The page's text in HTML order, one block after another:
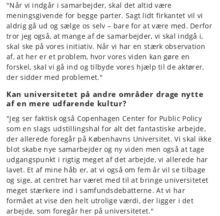
"Når vi indgår i samarbejder, skal det altid være
meningsgivende for begge parter. Sagt lidt firkantet vil vi
aldrig gå ud og sælge os selv – bare for at være med. Derfor
tror jeg også, at mange af de samarbejder, vi skal indgå i,
skal ske på vores initiativ. Når vi har en stærk observation
af, at her er et problem, hvor vores viden kan gøre en
forskel, skal vi gå ind og tilbyde vores hjælp til de aktører,
der sidder med problemet."
Kan universitetet på andre områder drage nytte
af en mere udfarende kultur?
"Jeg ser faktisk også Copenhagen Center for Public Policy
som en slags udstillingshal for alt det fantastiske arbejde,
der allerede foregår på Københavns Universitet. Vi skal ikke
blot skabe nye samarbejder og ny viden men også at tage
udgangspunkt i rigtig meget af det arbejde, vi allerede har
lavet. Et af mine håb er, at vi også om fem år vil se tilbage
og sige, at centret har været med til at bringe universitetet
meget stærkere ind i samfundsdebatterne. At vi har
formået at vise den helt utrolige værdi, der ligger i det
arbejde, som foregår her på universitetet."